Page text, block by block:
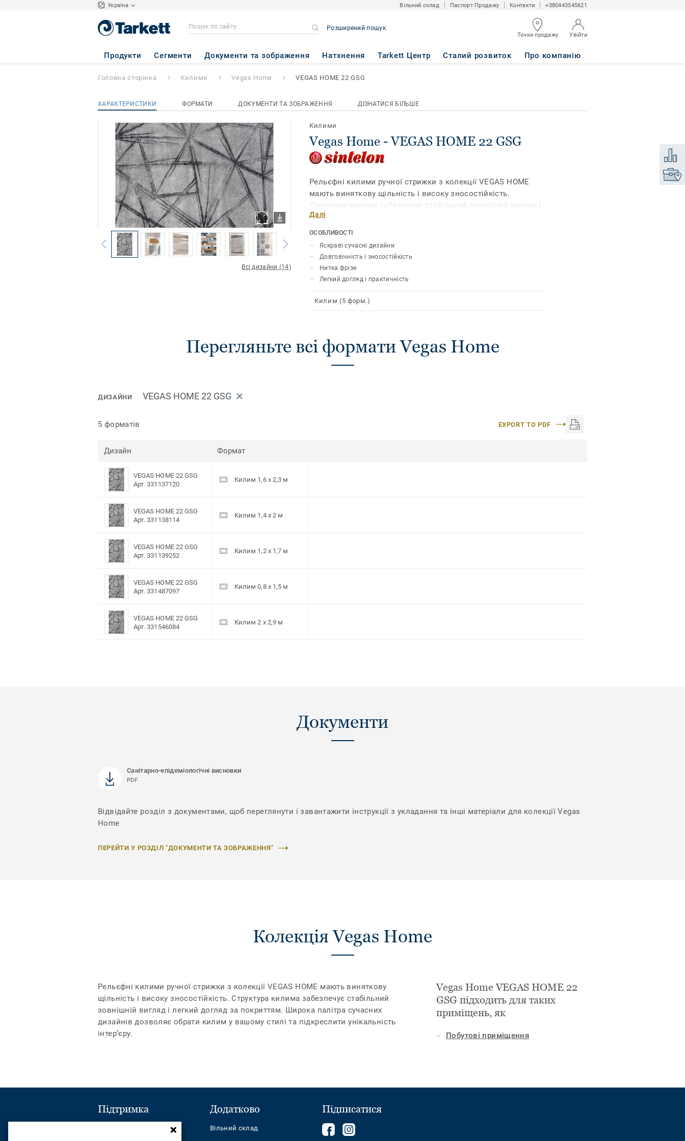
Україна Вільний склад Паспорт Продажу Контакти +380443545621
Розширений пошук
Точки продажу Увійти
Продукти Сегменти Документи та зображення Натхнення Tarkett Центр Сталий розвиток Про компанію
Vegas Home - VEGAS HOME 22 GSG
Головна сторінка Килими Vegas Home VEGAS HOME 22 GSG
ХАРАКТЕРИСТИКИ ФОРМАТИ ДОКУМЕНТИ ТА ЗОБРАЖЕННЯ ДІЗНАТИСЯ БІЛЬШЕ
Всі дизайни (14)
Килими
Vegas Home - VEGAS HOME 22 GSG
Рельєфні килими ручної стрижки з колекції VEGAS HOME
мають виняткову щільність і високу зносостійкість.
Структура килима забезпечує стабільний зовнішній вигляд і
легкий догляд за покриттям. Широка палітра сучасних
дизайнів дозволяє обрати килим у вашому стилі та
підкреслити унікальність інтер’єру.
Далі
ОСОБЛИВОСТІ
Яскраві сучасні дизайни
Довговічність і зносостійкість
Нитка фрізе
Легкий догляд і практичність
Килим (5 форм.)
Перегляньте всі формати Vegas Home
ДИЗАЙНИ VEGAS HOME 22 GSG
5 форматів EXPORT TO PDF
Дизайн Формат
VEGAS HOME 22 GSG
Арт. 331137120
Килим 1,6 x 2,3 м
VEGAS HOME 22 GSG
Арт. 331138114
Килим 1,4 x 2 м
VEGAS HOME 22 GSG
Арт. 331139252
Килим 1,2 x 1,7 м
VEGAS HOME 22 GSG
Арт. 331487097
Килим 0,8 x 1,5 м
VEGAS HOME 22 GSG
Арт. 331546084
Килим 2 x 2,9 м
Документи
Санітарно-епідеміологічні висновки
PDF
Відвідайте розділ з документами, щоб переглянути і завантажити інструкції з укладання та інші матеріали для колекції Vegas
Home
ПЕРЕЙТИ У РОЗДІЛ "ДОКУМЕНТИ ТА ЗОБРАЖЕННЯ"
Колекція Vegas Home
Рельєфні килими ручної стрижки з колекції VEGAS HOME мають виняткову
щільність і високу зносостійкість. Структура килима забезпечує стабільний
зовнішній вигляд і легкий догляд за покриттям. Широка палітра сучасних
дизайнів дозволяє обрати килим у вашому стилі та підкреслити унікальність
інтер’єру.
Vegas Home VEGAS HOME 22
GSG підходить для таких
приміщень, як
Побутові приміщення
Підтримка
Надіслати повідомлення
Додатково
Вільний склад
Підписатися
FollowFollow